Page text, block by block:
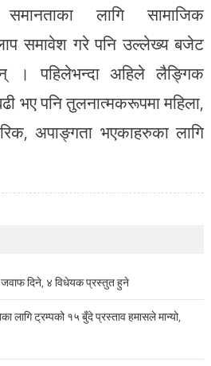
लागि सामाजिक
समावेश गरे पनि उल्लेख्य बजेट
पहिलेभन्दा अहिले लैङ्गिक
भए पनि तुलनात्मकरूपमा महिला,
अपाङ्गता भएकाहरुका लागि
जवाफ दिने, ४ विधेयक प्रस्तुत हुने
लागि ट्रम्पको १५ बुँदे प्रस्ताव हमासले मान्यो,